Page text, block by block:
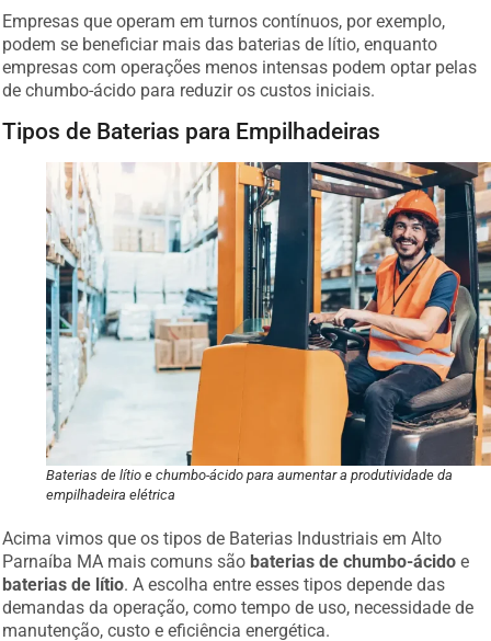
Empresas que operam em turnos contínuos, por exemplo,
podem se beneficiar mais das baterias de lítio, enquanto
empresas com operações menos intensas podem optar pelas
de chumbo-ácido para reduzir os custos iniciais.
Tipos de Baterias para Empilhadeiras
Baterias de lítio e chumbo-ácido para aumentar a produtividade da
empilhadeira elétrica
Acima vimos que os tipos de Baterias Industriais em Alto
Parnaíba MA mais comuns são baterias de chumbo-ácido e
baterias de lítio. A escolha entre esses tipos depende das
demandas da operação, como tempo de uso, necessidade de
manutenção, custo e eficiência energética.